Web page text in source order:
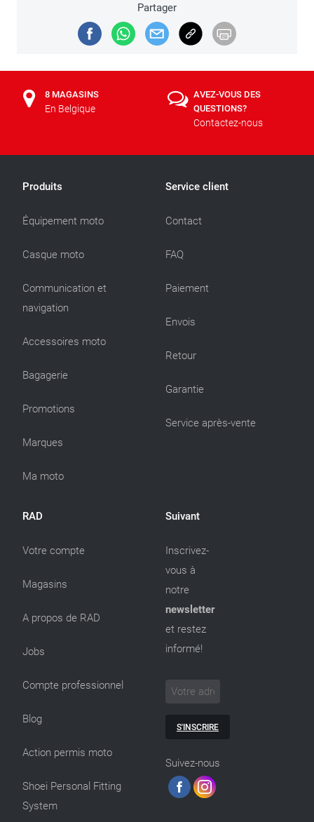
Partager
8 MAGASINS
En Belgique
AVEZ-VOUS DES
QUESTIONS?
Contactez-nous
Produits
Équipement moto
Casque moto
Communication et
navigation
Accessoires moto
Bagagerie
Promotions
Marques
Ma moto
Service client
Contact
FAQ
Paiement
Envois
Retour
Garantie
Service après-vente
RAD
Votre compte
Magasins
A propos de RAD
Jobs
Compte professionnel
Blog
Action permis moto
Shoei Personal Fitting
System
Suivant
Inscrivez-
vous à
notre
newsletter
et restez
informé!
S'INSCRIRE
Suivez-nous